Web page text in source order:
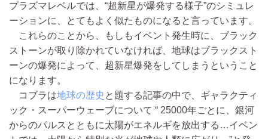
プラズマレベルでは、“超新星が爆発する様子”のシミュレ
ーションに、とてもよく似たものになると言っています。
これらのことから、もしもイベント発生時に、ブラック
ストーンが取り除かれていなければ、地球はブラックスト
ーンの爆発によって、超新星爆発をしてしまうということ
になります。
コブラは地球の歴史 と題する記事の中で、ギャラクティ
ック・スーパーウェーブについて “ 25000年ごとに、銀河
からのパルスとともに太陽がエネルギを放出する…イベン